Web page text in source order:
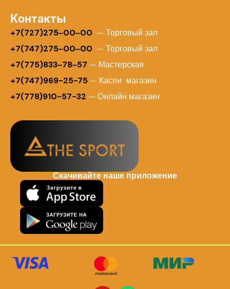
Контакты
+7(727)275‒00‒00 — Торговый зал
+7(747)275‒00‒00 — Торговый зал
+7(775)833‒78‒57 — Мастерская
+7(747)969-25-75 — Каспи магазин
+7(778)910-57-32 — Онлайн магазин
Скачивайте наше приложение